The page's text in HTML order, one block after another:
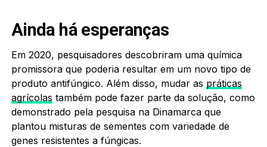
Ainda há esperanças
Em 2020, pesquisadores descobriram uma química
promissora que poderia resultar em um novo tipo de
produto antifúngico. Além disso, mudar as práticas
agrícolas também pode fazer parte da solução, como
demonstrado pela pesquisa na Dinamarca que
plantou misturas de sementes com variedade de
genes resistentes a fúngicas.